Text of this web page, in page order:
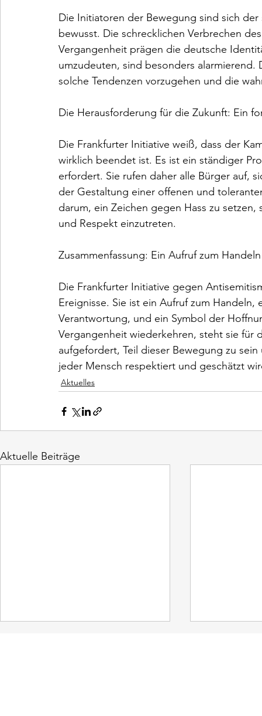
Die Initiatoren der Bewegung sind sich
bewusst. Die schrecklichen Verbrechen
Vergangenheit prägen die deutsche
umzudeuten, sind besonders
solche Tendenzen vorzugehen und die
Die Herausforderung für die Zukunft: Ein
Die Frankfurter Initiative weiß, dass der
wirklich beendet ist. Es ist ein ständiger
erfordert. Sie rufen daher alle Bürger auf,
der Gestaltung einer offenen und
darum, ein Zeichen gegen Hass zu
und Respekt einzutreten.
Zusammenfassung: Ein Aufruf zum Handeln
Die Frankfurter Initiative gegen
Ereignisse. Sie ist ein Aufruf zum
Verantwortung, und ein Symbol der
Vergangenheit wiederkehren, steht sie für
aufgefordert, Teil dieser Bewegung zu
jeder Mensch respektiert und geschätzt
Aktuelles
Aktuelle Beiträge